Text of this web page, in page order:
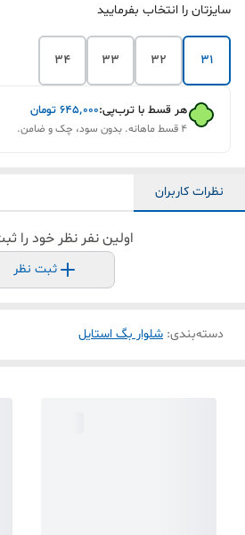
سایزتان را انتخاب بفرمایید
31
32
33
34
هر قسط با ترب‌پی:۶۴۵٬۰۰۰ تومان
۴ قسط ماهانه. بدون سود، چک و ضامن.
نظرات کاربران
اولین نفر نظر خود را
ثبت نظر
دسته‌بندی: شلوار بگ استایل